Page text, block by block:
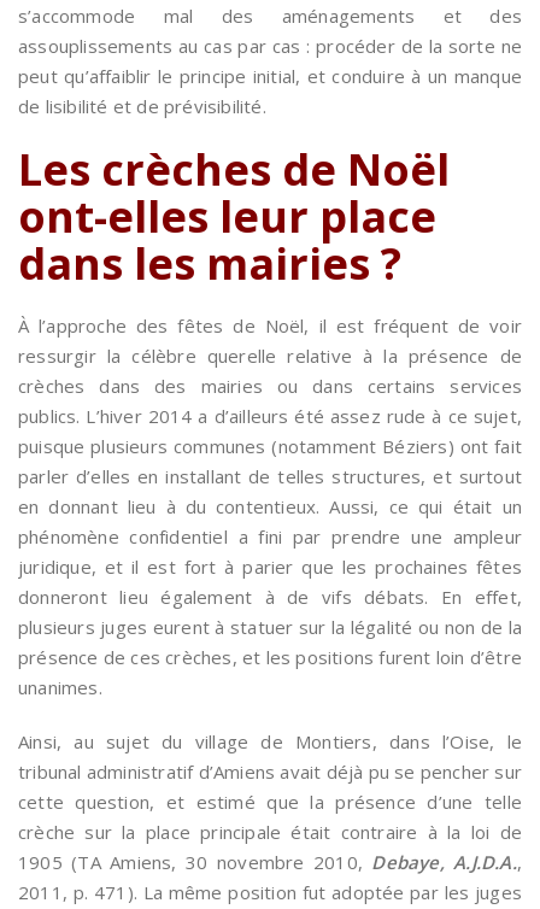
s’accommode mal des aménagements et des
assouplissements au cas par cas : procéder de la sorte ne
peut qu’affaiblir le principe initial, et conduire à un manque
de lisibilité et de prévisibilité.
Les crèches de Noël
ont-elles leur place
dans les mairies ?
À l’approche des fêtes de Noël, il est fréquent de voir
ressurgir la célèbre querelle relative à la présence de
crèches dans des mairies ou dans certains services
publics. L’hiver 2014 a d’ailleurs été assez rude à ce sujet,
puisque plusieurs communes (notamment Béziers) ont fait
parler d’elles en installant de telles structures, et surtout
en donnant lieu à du contentieux. Aussi, ce qui était un
phénomène confidentiel a fini par prendre une ampleur
juridique, et il est fort à parier que les prochaines fêtes
donneront lieu également à de vifs débats. En effet,
plusieurs juges eurent à statuer sur la légalité ou non de la
présence de ces crèches, et les positions furent loin d’être
unanimes.
Ainsi, au sujet du village de Montiers, dans l’Oise, le
tribunal administratif d’Amiens avait déjà pu se pencher sur
cette question, et estimé que la présence d’une telle
crèche sur la place principale était contraire à la loi de
1905 (TA Amiens, 30 novembre 2010, Debaye, A.J.D.A.,
2011, p. 471). La même position fut adoptée par les juges